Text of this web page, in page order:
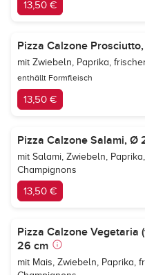
13,50 €
Pizza Calzone
mit Zwiebeln, Paprika,
enthällt Formfleisch
13,50 €
Pizza Calzone Salami, Ø
mit Salami, Zwiebeln,
Champignons
13,50 €
Pizza Calzone Vegetaria
26 cm
mit Mais, Zwiebeln, Paprika,